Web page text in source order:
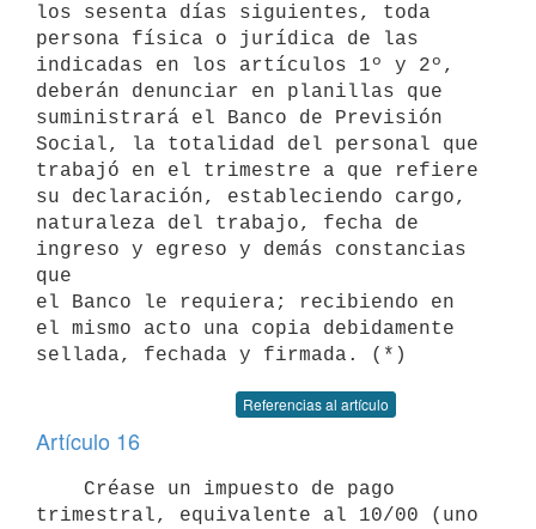
los sesenta días siguientes, toda
persona física o jurídica de las
indicadas en los artículos 1º y 2º,
deberán denunciar en planillas que
suministrará el Banco de Previsión
Social, la totalidad del personal que
trabajó en el trimestre a que refiere
su declaración, estableciendo cargo,
naturaleza del trabajo, fecha de
ingreso y egreso y demás constancias
que
el Banco le requiera; recibiendo en
el mismo acto una copia debidamente
Referencias al artículo
Artículo 16
trimestral, equivalente al 10/00 (uno